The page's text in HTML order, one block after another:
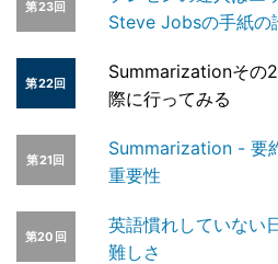
第23回
Steve Jobsの手紙の
第22回
Summarizationその
際に行ってみる
第21回
Summarization - 要
重要性
第20回
英語慣れしていない
難しさ